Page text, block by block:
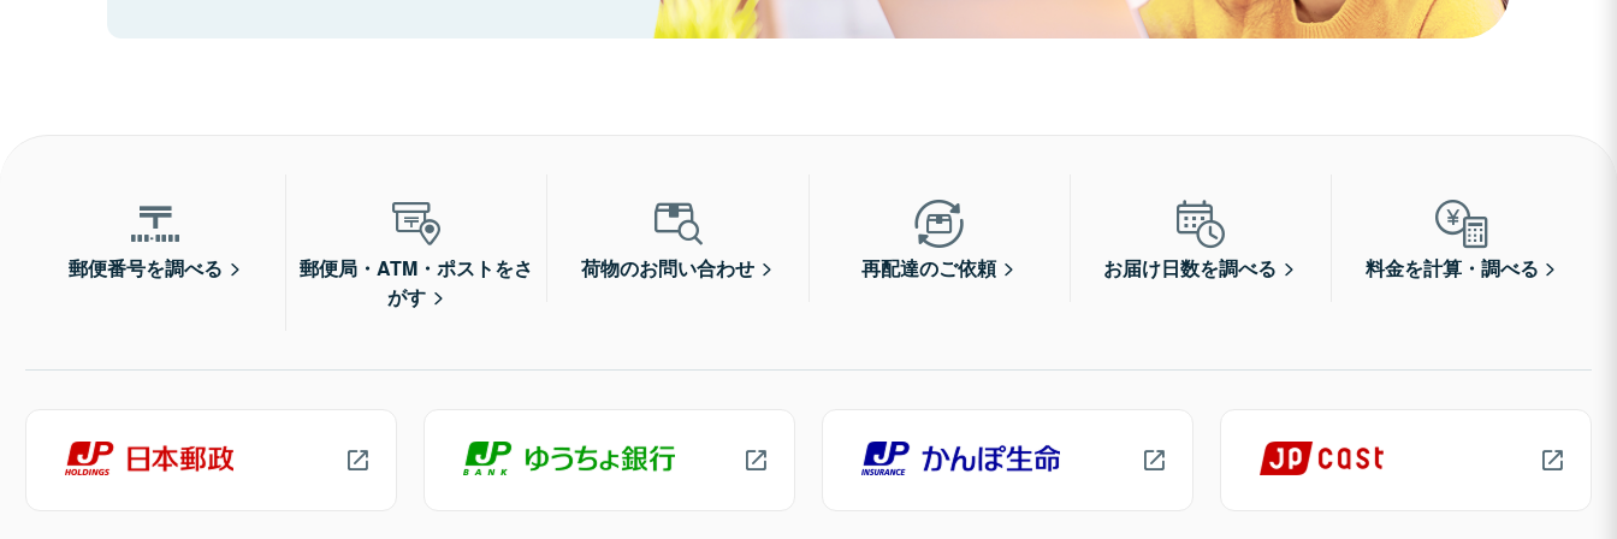
郵便番号を調べる
郵便局・ATM・ポストをさ
がす
荷物のお問い合わせ 再配達のご依頼 お届け日数を調べる 料金を計算・調べる